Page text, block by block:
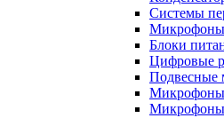
Системы
Блоки
Цифровые
Подвесные
Микрофоны
Микрофоны